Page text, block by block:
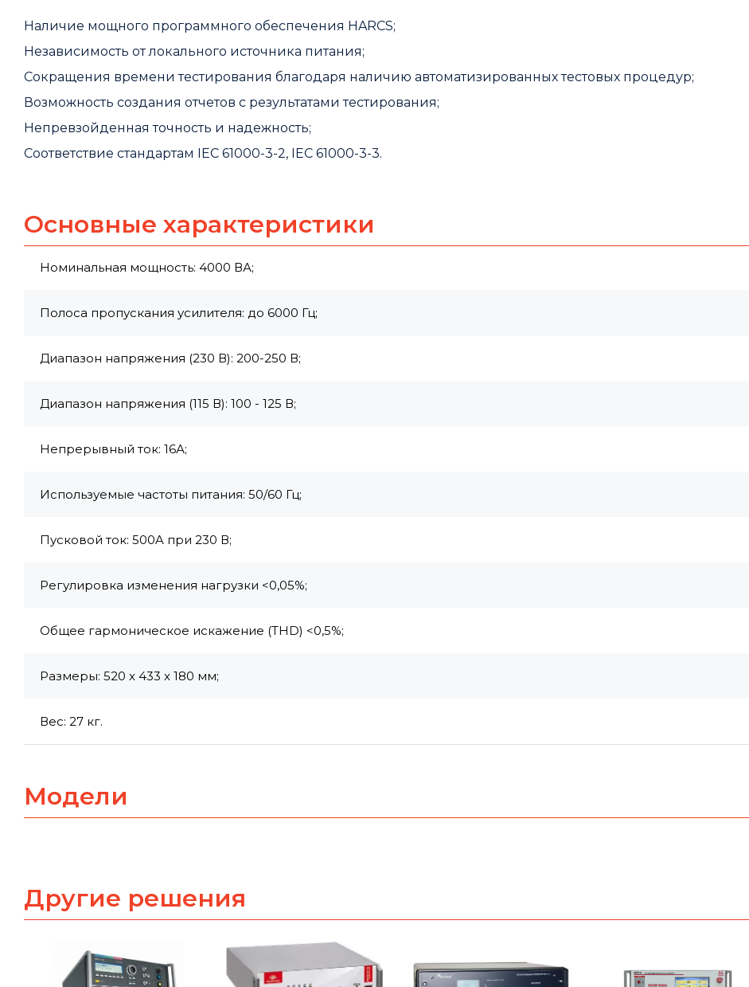
Наличие мощного программного обеспечения HARCS;
Независимость от локального источника питания;
Сокращения времени тестирования благодаря наличию автоматизированных тестовых процедур;
Возможность создания отчетов с результатами тестирования;
Непревзойденная точность и надежность;
Соответствие стандартам IEC 61000-3-2, IEC 61000-3-3.
Основные характеристики
Номинальная мощность: 4000 ВА;
Полоса пропускания усилителя: до 6000 Гц;
Диапазон напряжения (230 В): 200-250 В;
Диапазон напряжения (115 В): 100 - 125 В;
Непрерывный ток: 16А;
Используемые частоты питания: 50/60 Гц;
Пусковой ток: 500A при 230 В;
Регулировка изменения нагрузки <0,05%;
Общее гармоническое искажение (THD) <0,5%;
Размеры: 520 x 433 x 180 мм;
Вес: 27 кг.
Модели
Другие решения